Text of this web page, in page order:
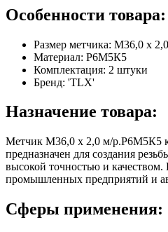
Особенности товара:
Размер метчика: М36,0 х
Материал: Р6М5К5
Комплектация: 2 штуки
Бренд: 'TLX'
Назначение товара:
Метчик М36,0 х 2,0 м/р.Р6М5К5
предназначен для создания
высокой точностью и качеством.
промышленных предприятий и
Сферы применения: